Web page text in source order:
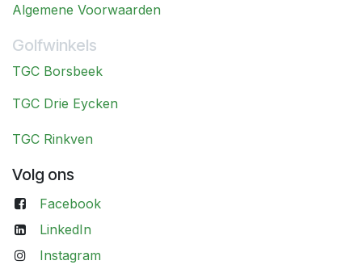
Algemene Voorwaarden
Golfwinkels
TGC Borsbeek
TGC Drie Eycken
TGC Rinkven
Volg ons
Facebook
LinkedIn
Instagram